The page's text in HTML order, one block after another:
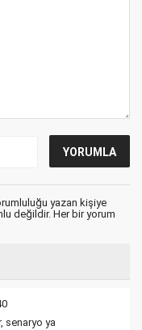
yazan kişiye
değildir. Her bir yorum
senaryo ya